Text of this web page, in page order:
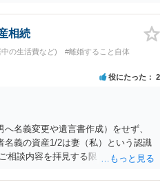
協議の上増減出来る」と「通知義務
私に収入が入った事は相手に通知が
が無くても養育費の見直しは適宜出
うか？との点はそのとおりかと思
た場合に変更するので毎年見直す
相続
の生活費など)
#離婚すること自体
役にたった 2
名義変更や遺言書作成）をせず、
名義の資産1/2は妻（私）という認識
相談内容を拝見する限りでは、その
人に対して自宅の評価額の１/２の代